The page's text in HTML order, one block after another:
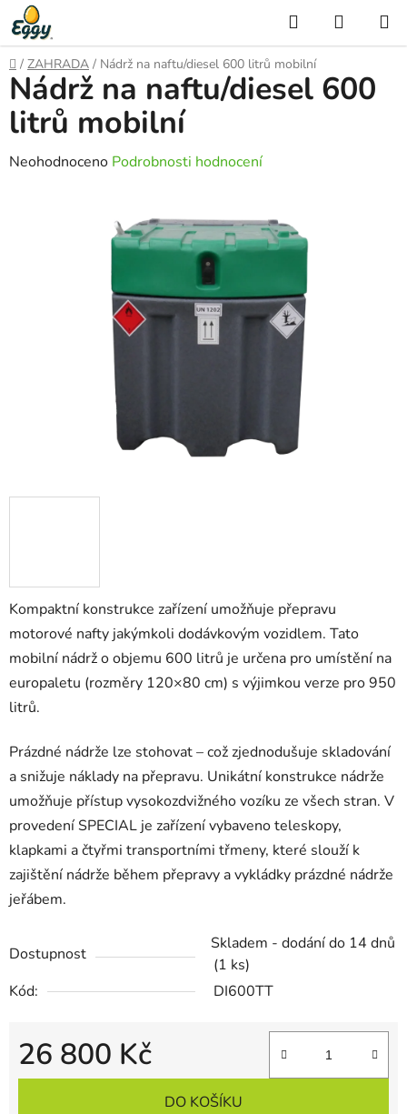
Přejít
na
obsah
Hledat
KOŠÍK
Domů
/ ZAHRADA / Nádrž na naftu/diesel 600 litrů mobilní
Kompaktní konstrukce zařízení umožňuje přepravu
motorové nafty jakýmkoli dodávkovým vozidlem. Tato
mobilní nádrž o objemu 600 litrů je určena pro umístění na
europaletu (rozměry 120×80 cm) s výjimkou verze pro 950
litrů.
Prázdné nádrže lze stohovat – což zjednodušuje skladování
a snižuje náklady na přepravu. Unikátní konstrukce nádrže
umožňuje přístup vysokozdvižného vozíku ze všech stran. V
provedení SPECIAL je zařízení vybaveno teleskopy,
klapkami a čtyřmi transportními třmeny, které slouží k
zajištění nádrže během přepravy a vykládky prázdné nádrže
jeřábem.
Dostupnost
Skladem - dodání do 14 dnů
(1 ks)
Kód:
DI600TT
26 800 Kč
Měrná cena:
DO KOŠÍKU
Nádrž na naftu/diesel 600
litrů mobilní
Průměrné
Neohodnoceno Podrobnosti hodnocení